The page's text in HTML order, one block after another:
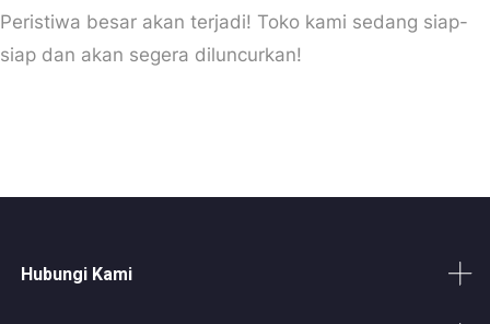
Peristiwa besar akan terjadi! Toko kami sedang siap-
siap dan akan segera diluncurkan!
Hubungi Kami